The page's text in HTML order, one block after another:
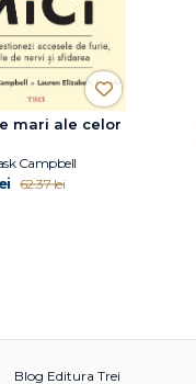
mari ale celor
Campbell
62.37 lei
Blog Editura Trei